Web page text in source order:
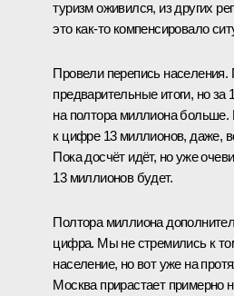
туризм оживился, из других
это как-то компенсировало
Провели перепись населения.
предварительные итоги, но за
на полтора миллиона
к цифре 13 миллионов, даже,
Пока досчёт идёт, но уже
13 миллионов будет.
Полтора миллиона
цифра. Мы не стремились к
население, но вот уже на
Москва прирастает примерно